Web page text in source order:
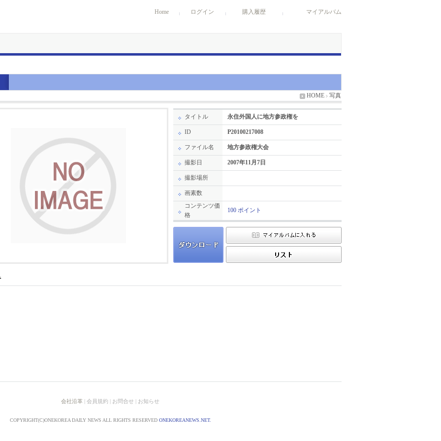
Home ログイン 購入履歴 マイアルバム
HOME 写真
タイトル 永住外国人に地方参政権を
ID P20100217008
ファイル名 地方参政権大会
撮影日 2007年11月7日
撮影場所
画素数
コンテンツ価
格
100 ポイント
会社沿革 | 会員規約 | お問合せ | お知らせ
COPYRIGHT(C)ONEKOREA DAILY NEWS ALL RIGHTS RESERVED ONEKOREANEWS.NET.